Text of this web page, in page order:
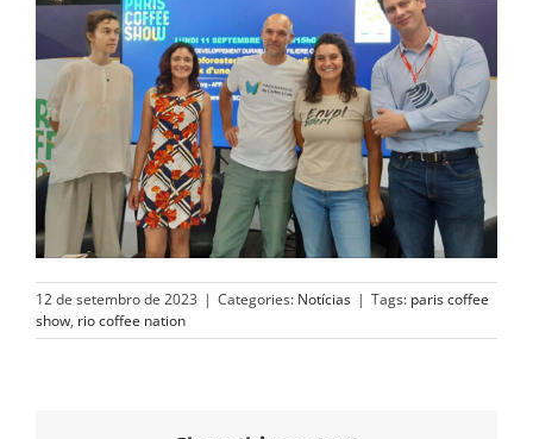
12 de setembro de 2023 | Categories: Notícias | Tags: paris coffee
show, rio coffee nation